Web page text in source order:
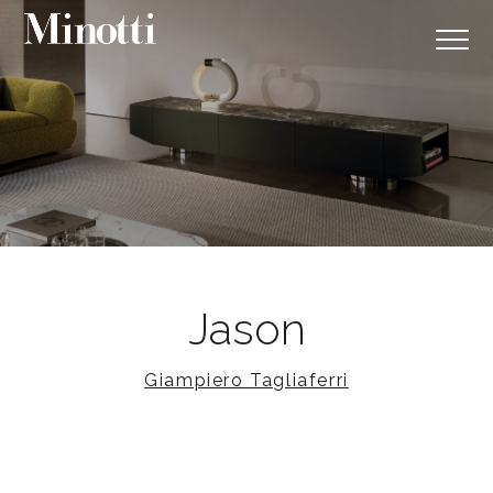
Jason
Giampiero Tagliaferri